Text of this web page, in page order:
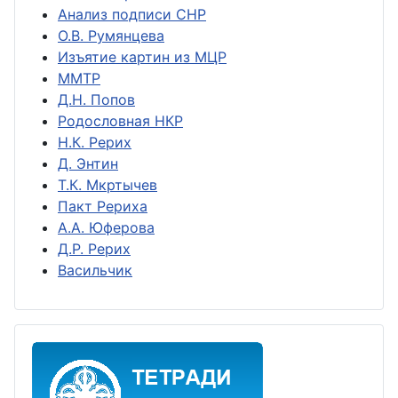
Анализ подписи СНР
О.В. Румянцева
Изъятие картин из МЦР
ММТР
Д.Н. Попов
Родословная НКР
Н.К. Рерих
Д. Энтин
Т.К. Мкртычев
Пакт Рериха
А.А. Юферова
Д.Р. Рерих
Васильчик